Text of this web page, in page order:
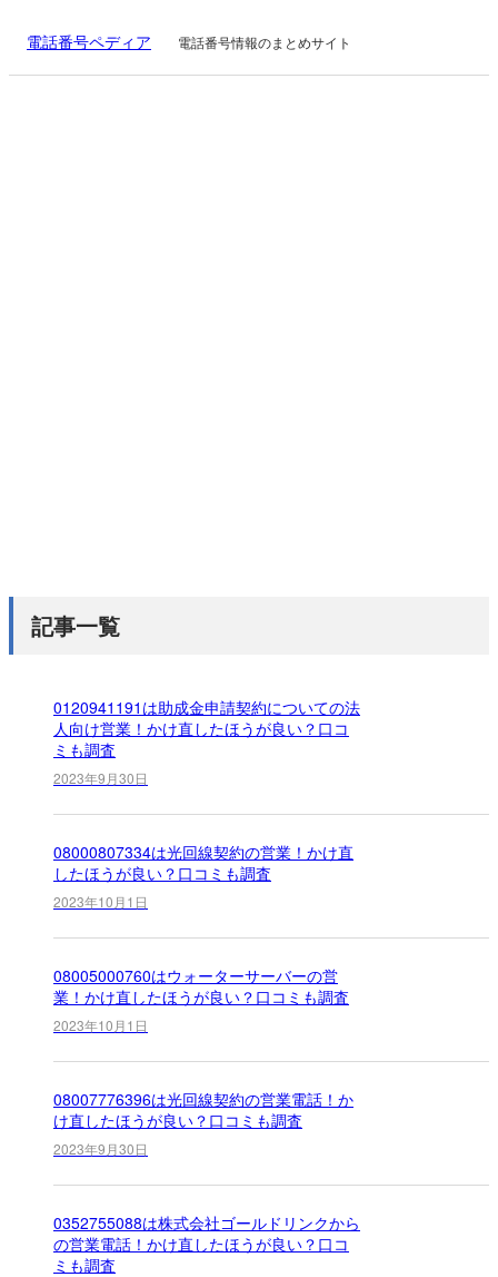
電話番号ペディア 電話番号情報のまとめサイト
記事一覧
0120941191は助成金申請契約についての法
人向け営業！かけ直したほうが良い？口コ
ミも調査
2023年9月30日
08000807334は光回線契約の営業！かけ直
したほうが良い？口コミも調査
2023年10月1日
08005000760はウォーターサーバーの営
業！かけ直したほうが良い？口コミも調査
2023年10月1日
08007776396は光回線契約の営業電話！か
け直したほうが良い？口コミも調査
2023年9月30日
0352755088は株式会社ゴールドリンクから
の営業電話！かけ直したほうが良い？口コ
ミも調査